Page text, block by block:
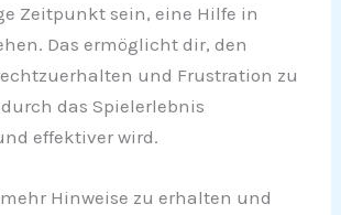
Zeitpunkt sein, eine Hilfe in
Das ermöglicht dir, den
und Frustration zu
das Spielerlebnis
effektiver wird.
Hinweise zu erhalten und